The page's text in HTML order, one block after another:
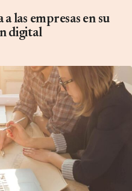
las empresas en su
digital